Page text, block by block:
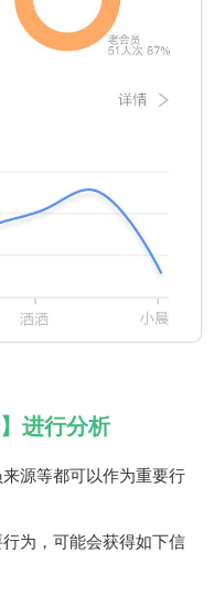
进行分析
源等都可以作为重要行
为，可能会获得如下信